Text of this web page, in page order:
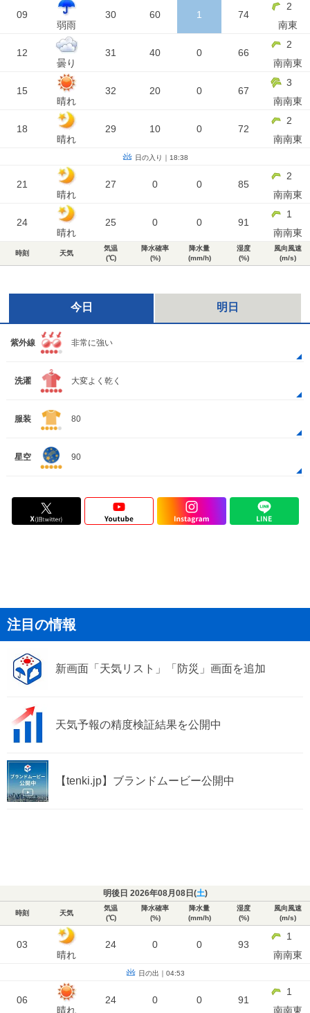
09
弱雨
30 60 1 74
2
南東
12
曇り
31 40 0 66
2
南南東
15
晴れ
32 20 0 67
3
南南東
18
晴れ
29 10 0 72
2
南南東
日の入り｜18:38
21
晴れ
27 0 0 85
2
南南東
24
晴れ
25 0 0 91
1
南南東
時刻 天気
気温
(℃)
降水確率
(%)
降水量
(mm/h)
湿度
(%)
風向風速
(m/s)
今日 明日
紫外線 非常に強い
洗濯 大変よく乾く
服装 80
星空 90
注目の情報
新画面「天気リスト」「防災」画面を追加
天気予報の精度検証結果を公開中
【tenki.jp】ブランドムービー公開中
明後日 2026年08月08日(土)
時刻 天気
気温
(℃)
降水確率
(%)
降水量
(mm/h)
湿度
(%)
風向風速
(m/s)
03
晴れ
24 0 0 93
1
南南東
日の出｜04:53
06
晴れ
24 0 0 91
1
南南東